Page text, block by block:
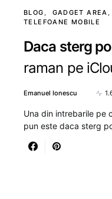
BLOG GADGET AREA
TELEFOANE MOBILE
Daca sterg
raman pe
Emanuel Ionescu
Una din intrebarile pe
pun este daca sterg